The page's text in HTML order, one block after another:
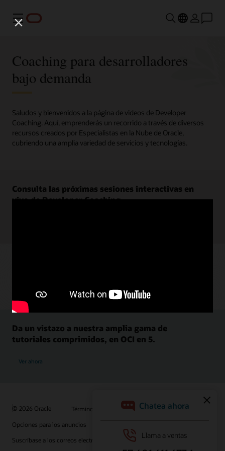
Menú
Coaching para desarrolladores
bajo demanda
Saludos y bienvenidos a la página de videos de Developer
Coaching. Aquí, emprenderás un recorrido a través de diversos
recursos creados por Especialistas en la Nube de Oracle,
cubriendo una amplia variedad de servicios y tecnologías.
Consulta las próximas sesiones interactivas en
vivo de Developer Coaching.
Da un vistazo a nuestra amplia gama de
tutoriales comprimidos, en OCI en 5.
Ver ahora
© 2026 Oracle
Términos de uso y privacidad
Opciones para los anuncios
Suscríbase a los correos electrónicos
Línea de ayuda de integridad